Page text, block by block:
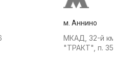
м. Аннино
МКАД, 32-й км, АТК
"ТРАКТ", п. 35